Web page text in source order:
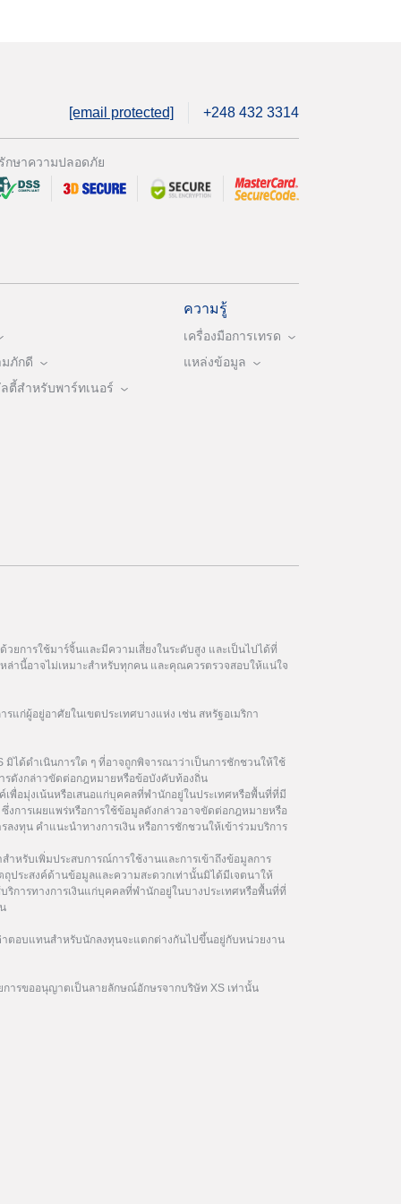
[email protected] +248 432 3314
กษาความปลอดภัย
ภักดี
ตี้สำหรับพาร์ทเนอร์
ความรู้
เครื่องมือการเทรด
แหล่งข้อมูล
ยการใช้มาร์จิ้นและมีความเสี่ยงในระดับสูง และเป็นไปได้ที่
านี้อาจไม่เหมาะสำหรับทุกคน และคุณควรตรวจสอบให้แน่ใจ
รแก่ผู้อยู่อาศัยในเขตประเทศบางแห่ง เช่น สหรัฐอเมริกา
มิได้ดำเนินการใด ๆ ที่อาจถูกพิจารณาว่าเป็นการชักชวนให้ใช้
รดังกล่าวขัดต่อกฎหมายหรือข้อบังคับท้องถิ่น
พื่อมุ่งเน้นหรือเสนอแก่บุคคลที่พำนักอยู่ในประเทศหรือพื้นที่ที่มี
งการเผยแพร่หรือการใช้ข้อมูลดังกล่าวอาจขัดต่อกฎหมายหรือ
งทุน คำแนะนำทางการเงิน หรือการชักชวนให้เข้าร่วมบริการ
หรับเพิ่มประสบการณ์การใช้งานและการเข้าถึงข้อมูลการ
ประสงค์ด้านข้อมูลและความสะดวกเท่านั้นมิได้มีเจตนาให้
ริการทางการเงินแก่บุคคลที่พำนักอยู่ในบางประเทศหรือพื้นที่ที่
ตอบแทนสำหรับนักลงทุนจะแตกต่างกันไปขึ้นอยู่กับหน่วยงาน
ารขออนุญาตเป็นลายลักษณ์อักษรจากบริษัท XS เท่านั้น